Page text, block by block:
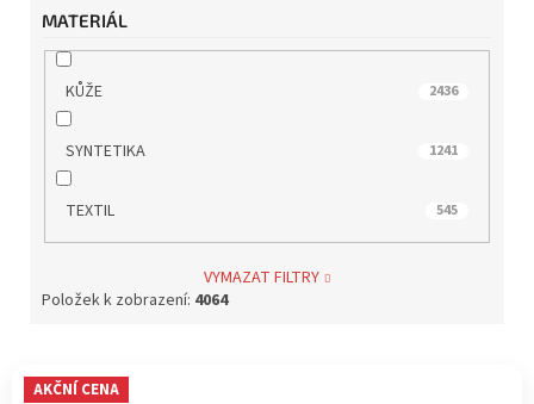
MATERIÁL
KŮŽE 2436
SYNTETIKA 1241
TEXTIL 545
VYMAZAT FILTRY
Položek k zobrazení: 4064
V AKČNÍ CENA